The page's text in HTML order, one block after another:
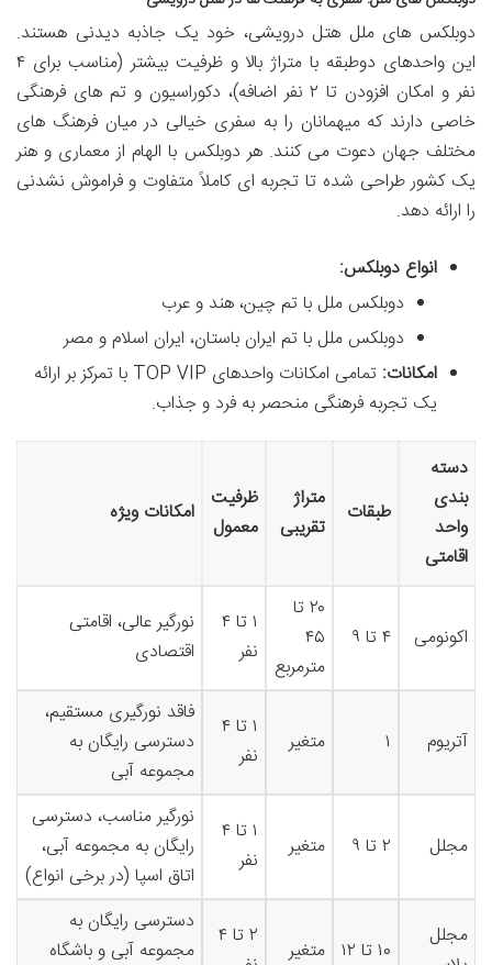
دوبلکس های ملل هتل درویشی، خود یک جاذبه دیدنی هستند.
این واحدهای دوطبقه با متراژ بالا و ظرفیت بیشتر (مناسب برای ۴
نفر و امکان افزودن تا ۲ نفر اضافه)، دکوراسیون و تم های فرهنگی
خاصی دارند که میهمانان را به سفری خیالی در میان فرهنگ های
مختلف جهان دعوت می کنند. هر دوبلکس با الهام از معماری و هنر
یک کشور طراحی شده تا تجربه ای کاملاً متفاوت و فراموش نشدنی
را ارائه دهد.
انواع دوبلکس:
دوبلکس ملل با تم چین، هند و عرب
دوبلکس ملل با تم ایران باستان، ایران اسلام و مصر
امکانات:
تمامی امکانات واحدهای TOP VIP با تمرکز بر ارائه
یک تجربه فرهنگی منحصر به فرد و جذاب.
دسته
بندی
واحد
اقامتی
طبقات
متراژ
تقریبی
ظرفیت
معمول
امکانات ویژه
اکونومی ۴ تا ۹
۲۰ تا
۴۵
مترمربع
۱ تا ۴
نفر
نورگیر عالی، اقامتی
اقتصادی
آتریوم ۱ متغیر
۱ تا ۴
نفر
فاقد نورگیری مستقیم،
دسترسی رایگان به
مجموعه آبی
مجلل ۲ تا ۹ متغیر
۱ تا ۴
نفر
نورگیر مناسب، دسترسی
رایگان به مجموعه آبی،
اتاق اسپا (در برخی انواع)
مجلل
۱۰ تا ۱۲ متغیر
۲ تا ۴
دسترسی رایگان به
مجموعه آبی و باشگاه